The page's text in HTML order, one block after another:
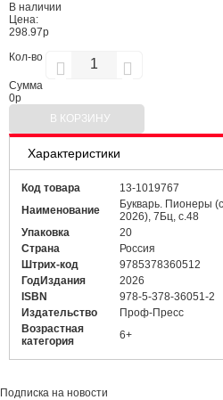
В наличии
Цена:
298.97р
Кол-во
Сумма
0р
В КОРЗИНУ
Характеристики
Код товара
13-1019767
Наименование
Букварь. Пионеры
2026), 7Бц, c.48
Упаковка
20
Страна
Россия
Штрих-код
9785378360512
ГодИздания
2026
ISBN
978-5-378-36051-2
Издательство
Проф-Пресс
Возрастная
категория
6+
Подписка на новости